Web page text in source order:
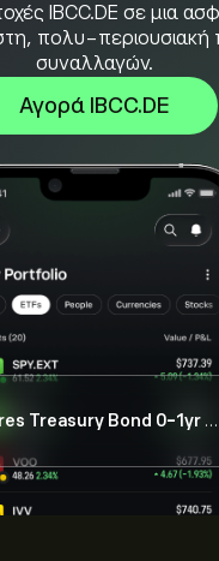
IBCC.DE σε μια
πολυ-περιουσιακή
συναλλαγών.
Αγορά IBCC.DE
iShares Treasury Bond 0-1yr UCITS ETF